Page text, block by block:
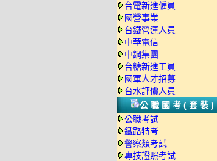
台電新進僱員
國營事業
台鐵營運人員
中華電信
中鋼集團
台糖新進工員
國軍人才招募
台水評價人員
公職國考(套裝)
公職考試
鐵路特考
警察類考試
專技證照考試